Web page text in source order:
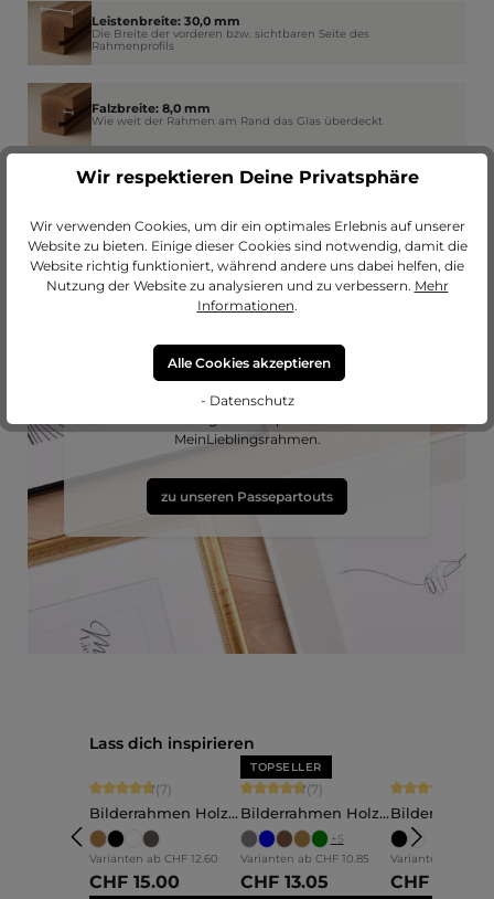
Leistenbreite: 30,0 mm
Die Breite der vorderen bzw. sichtbaren Seite des
Rahmenprofils
Falzbreite: 8,0 mm
Wie weit der Rahmen am Rand das Glas überdeckt
Passendes Passepartout?
Erweitere deinen Rahmen mit einem
MeinLieblingsrahmen.
zu unseren Passepartouts
Produktgalerie überspringen
Lass dich inspirieren
Durchschnittliche Bewertung von 4.86 von 5 Sternen
(7)
Bilderrahmen Holz
Elva
Varianten ab CHF 12.60
CHF 15.00
TOPSELLER
Durchschnittliche Bewertung von
(7)
Bilderrahmen Holz
Nele
+5
Varianten ab CHF 10.85
CHF 13.05
Mara
Varianten ab
CHF 14.00
Wir respektieren Deine Privatsphäre
Wir verwenden Cookies, um dir ein optimales Erlebnis auf unserer
Website zu bieten. Einige dieser Cookies sind notwendig, damit die
Website richtig funktioniert, während andere uns dabei helfen, die
Nutzung der Website zu analysieren und zu verbessern. Mehr
Informationen.
Alle Cookies akzeptieren
- Datenschutz